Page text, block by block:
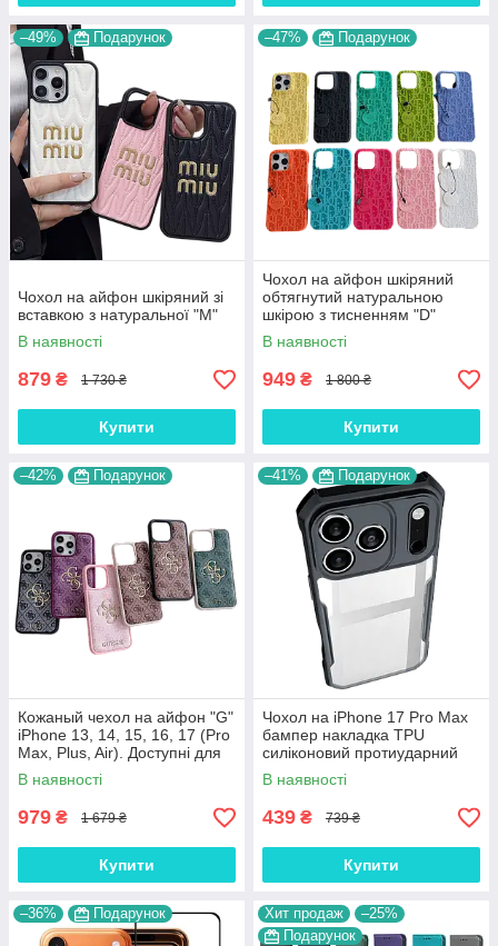
–49% Подарунок
Чохол на айфон шкіряний зі
вставкою з натуральної "M"
В наявності
879 ₴ 1 730 ₴
Купити
–47% Подарунок
Чохол на айфон шкіряний
обтягнутий натуральною
шкірою з тисненням "D"
В наявності
949 ₴ 1 800 ₴
Купити
–42% Подарунок
Кожаный чехол на айфон "G"
iPhone 13, 14, 15, 16, 17 (Pro
Max, Plus, Air). Доступні для
купівлі моделі: - вкажіть Вашу
модель
В наявності
979 ₴ 1 679 ₴
Купити
–41% Подарунок
Чохол на iPhone 17 Pro Max
бампер накладка TPU
силіконовий протиударний
оригінальний "NEO-HYBRID"
В наявності
439 ₴ 739 ₴
Купити
–36% Подарунок Хит продаж
–25%
Подарунок